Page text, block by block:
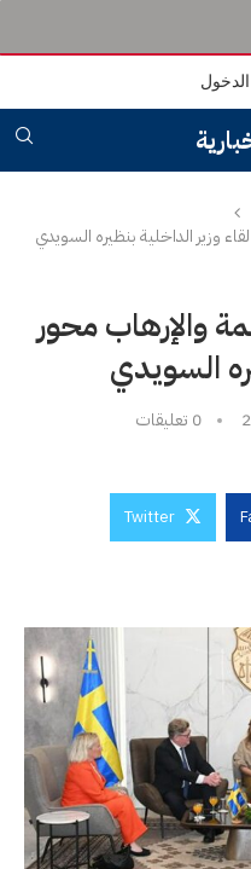
وزير الداخلية بنظيره السويدي
والإرهاب محور
السويدي
0 تعليقات
Twitter